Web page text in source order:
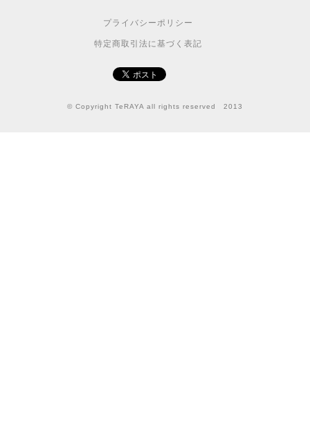
プライバシーポリシー
特定商取引法に基づく表記
© Copyright TeRAYA all rights reserved 2013